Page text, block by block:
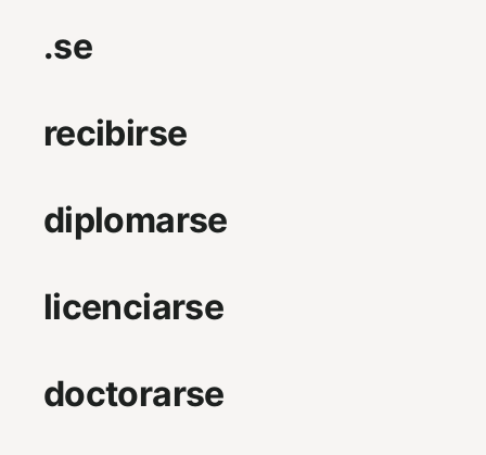
.se
recibirse
diplomarse
licenciarse
doctorarse